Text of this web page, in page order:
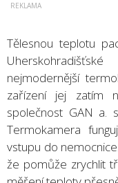
Tělesnou teplotu
nejmodernější
zařízení jej zatím
společnost GAN a.
Termokamera
vstupu do
že pomůže zrychlit